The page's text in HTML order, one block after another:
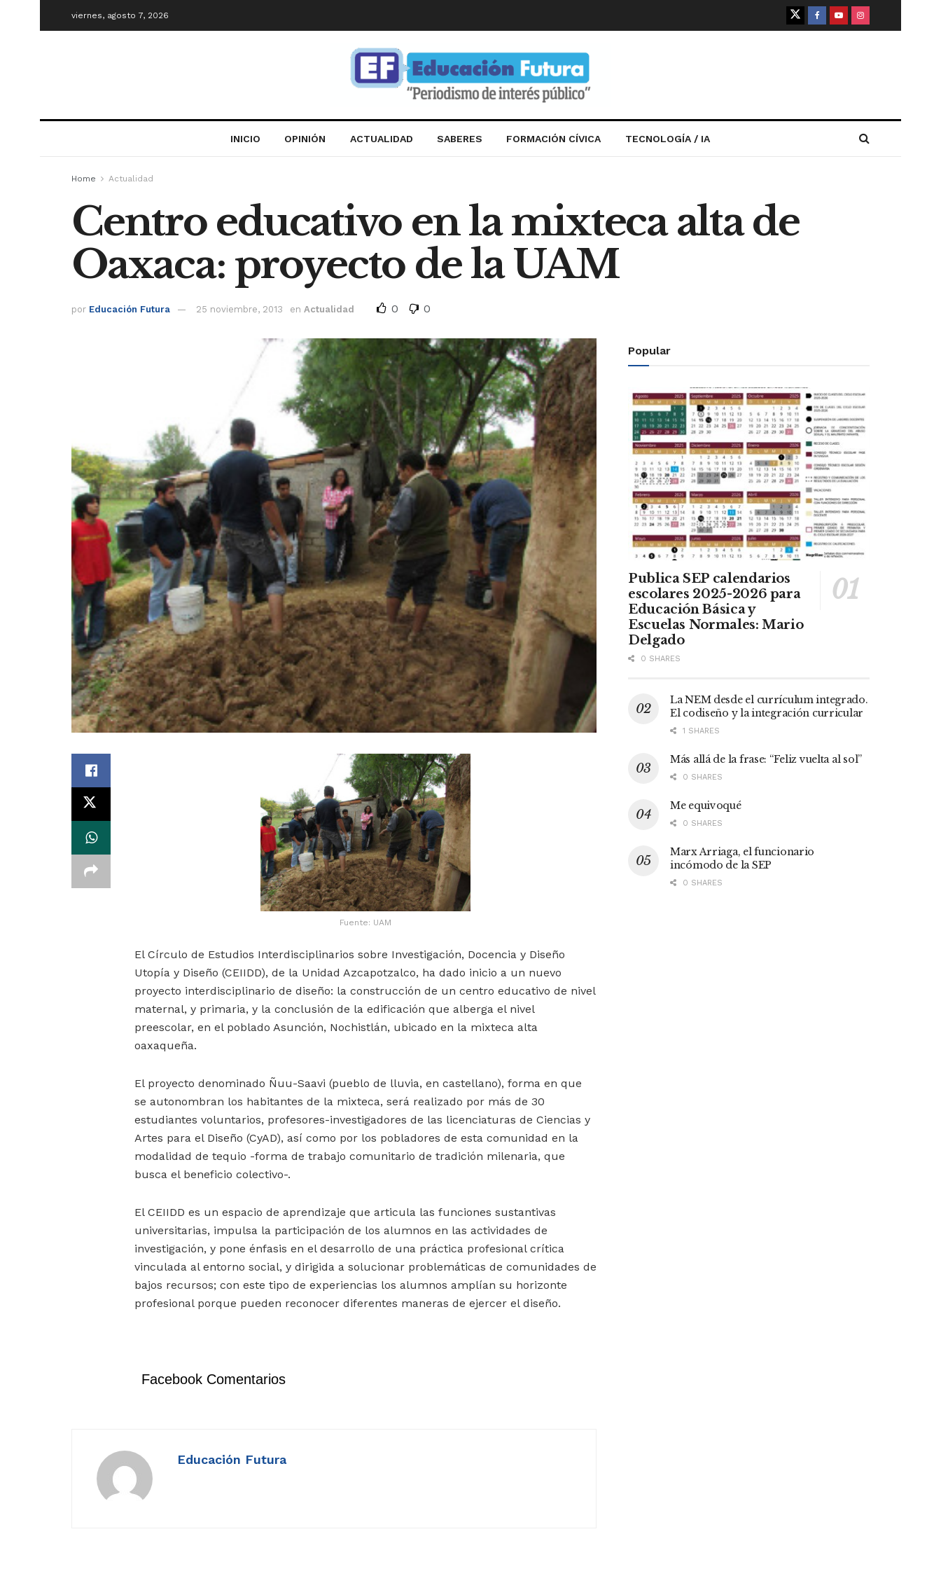
viernes, agosto 7, 2026
INICIO OPINIÓN ACTUALIDAD SABERES FORMACIÓN CÍVICA TECNOLOGÍA / IA
Home Actualidad
Centro educativo en la mixteca alta de
Oaxaca: proyecto de la UAM
por Educación Futura 25 noviembre, 2013 en Actualidad 0 0
Fuente: UAM
El Círculo de Estudios Interdisciplinarios sobre Investigación, Docencia y Diseño
Utopía y Diseño (CEIIDD), de la Unidad Azcapotzalco, ha dado inicio a un nuevo
proyecto interdisciplinario de diseño: la construcción de un centro educativo de nivel
maternal, y primaria, y la conclusión de la edificación que alberga el nivel
preescolar, en el poblado Asunción, Nochistlán, ubicado en la mixteca alta
oaxaqueña.
El proyecto denominado Ñuu-Saavi (pueblo de lluvia, en castellano), forma en que
se autonombran los habitantes de la mixteca, será realizado por más de 30
estudiantes voluntarios, profesores-investigadores de las licenciaturas de Ciencias y
Artes para el Diseño (CyAD), así como por los pobladores de esta comunidad en la
modalidad de tequio -forma de trabajo comunitario de tradición milenaria, que
busca el beneficio colectivo-.
El CEIIDD es un espacio de aprendizaje que articula las funciones sustantivas
universitarias, impulsa la participación de los alumnos en las actividades de
investigación, y pone énfasis en el desarrollo de una práctica profesional crítica
vinculada al entorno social, y dirigida a solucionar problemáticas de comunidades de
bajos recursos; con este tipo de experiencias los alumnos amplían su horizonte
profesional porque pueden reconocer diferentes maneras de ejercer el diseño.
Facebook Comentarios
Educación Futura
Popular
Publica SEP calendarios
escolares 2025-2026 para
Educación Básica y
Escuelas Normales: Mario
Delgado
0 SHARES
La NEM desde el currículum integrado.
El codiseño y la integración curricular
1 SHARES
Más allá de la frase: “Feliz vuelta al sol”
0 SHARES
Me equivoqué
0 SHARES
Marx Arriaga, el funcionario
incómodo de la SEP
0 SHARES